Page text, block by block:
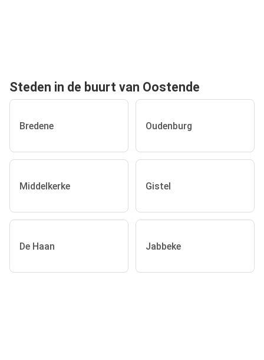
Steden in de buurt van Oostende
Bredene Oudenburg
Middelkerke Gistel
De Haan Jabbeke